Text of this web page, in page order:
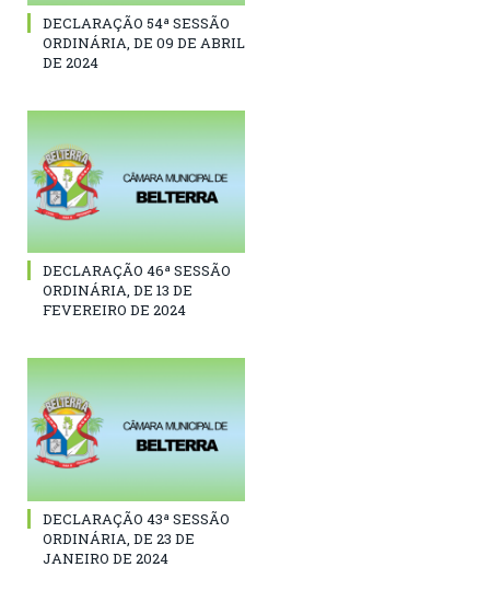
DECLARAÇÃO 54ª SESSÃO
ORDINÁRIA, DE 09 DE ABRIL
DE 2024
DECLARAÇÃO 46ª SESSÃO
ORDINÁRIA, DE 13 DE
FEVEREIRO DE 2024
DECLARAÇÃO 43ª SESSÃO
ORDINÁRIA, DE 23 DE
JANEIRO DE 2024